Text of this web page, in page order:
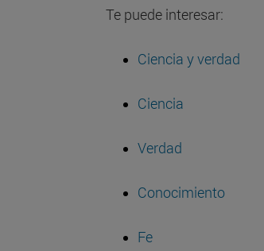
Te puede interesar:
Ciencia y verdad
Ciencia
Verdad
Conocimiento
Fe